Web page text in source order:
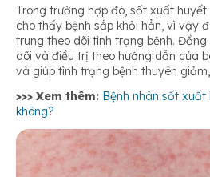
Trong trường hợp đó, sốt xuất
cho thấy bệnh sắp khỏi hẳn, vì vậy
trung theo dõi tình trạng bệnh.
dõi và điều trị theo hướng dẫn của
và giúp tình trạng bệnh thuyên
>>> Xem thêm: Bệnh nhân sốt
không?